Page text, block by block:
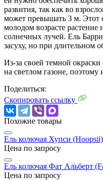
развития, так как во
может превышать 3 м. Этот
молодом возрасте
солнечных лучей. Ель
засуху, но при длительном
Из-за своей темной
на светлом газоне, поэтому
Поделиться:
Скопировать ссылку
Похожие товары
Ель колючая Хупси (Hoopsii)
Цена по запросу
Ель колючая Фат Альберт
Цена по запросу